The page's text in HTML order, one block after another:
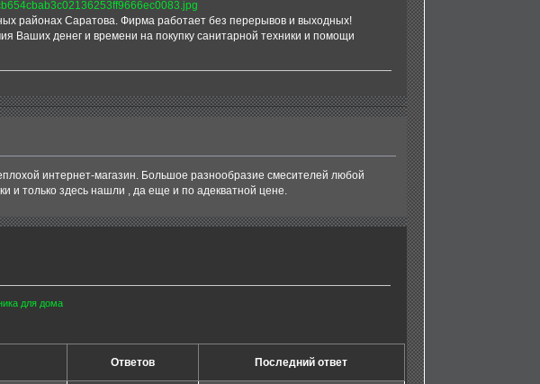
районах Саратова. Фирма работает без перерывов и выходных!
Ваших денег и времени на покупку санитарной техники и помощи
интернет-магазин. Большое разнообразие смесителей любой
и только здесь нашли , да еще и по адекватной цене.
для дома
Ответов Последний ответ